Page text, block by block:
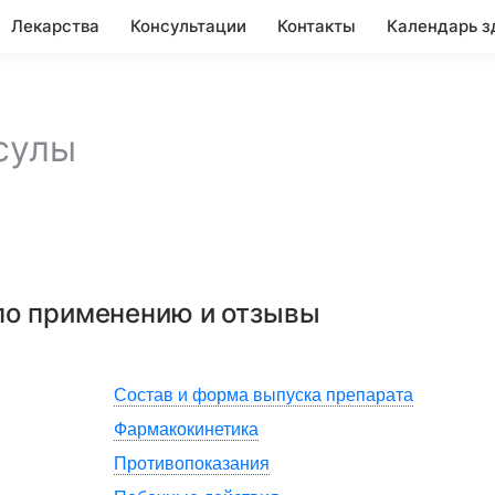
Лекарства Консультации Контакты Календарь
применению и отзывы
Состав и форма выпуска препарата
Фармакокинетика
Противопоказания